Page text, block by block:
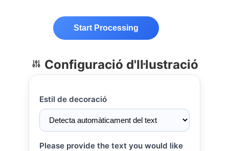
Start Processing
Configuració d'Il·lustració
Estil de decoració
Please provide the text you would like